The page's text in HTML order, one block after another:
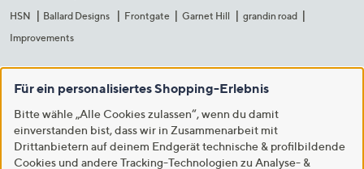
HSN
Ballard Designs Frontgate Garnet Hill
grandin road
Improvements
Für ein personalisiertes Shopping-Erlebnis
Bitte wähle „Alle Cookies zulassen“, wenn du damit
einverstanden bist, dass wir in Zusammenarbeit mit
Drittanbietern auf deinem Endgerät technische & profilbildende
Cookies und andere Tracking-Technologien zu Analyse- &